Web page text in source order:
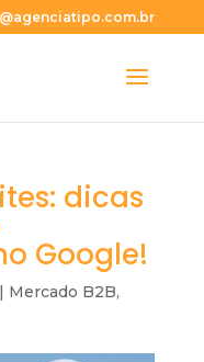
dicas
Google!
| Mercado B2B,